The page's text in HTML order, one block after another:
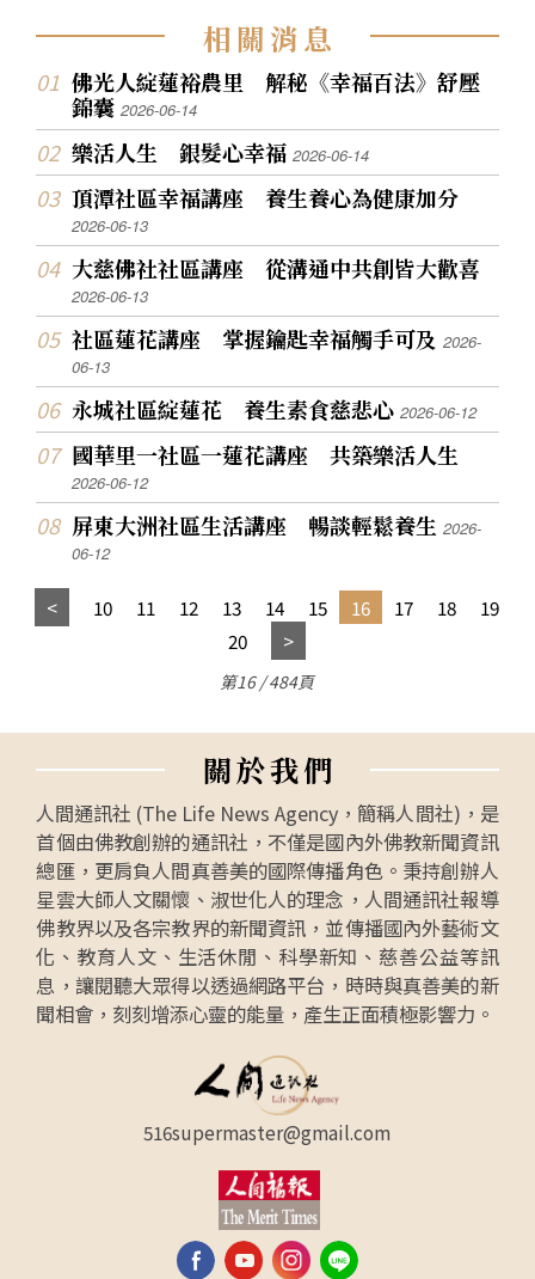
相關消息
佛光人綻蓮裕農里 解秘《幸福百法》舒壓
錦囊2026-06-14
樂活人生 銀髮心幸福2026-06-14
頂潭社區幸福講座 養生養心為健康加分
2026-06-13
大慈佛社社區講座 從溝通中共創皆大歡喜
2026-06-13
社區蓮花講座 掌握鑰匙幸福觸手可及2026-
06-13
永城社區綻蓮花 養生素食慈悲心2026-06-12
國華里一社區一蓮花講座 共築樂活人生
2026-06-12
屏東大洲社區生活講座 暢談輕鬆養生2026-
06-12
10 11 12 13 14 15 16 17 18
19
20
第16 / 484頁
關於我們
人間通訊社 (The Life News Agency，簡稱人間社)，是
首個由佛教創辦的通訊社，不僅是國內外佛教新聞資訊
總匯，更肩負人間真善美的國際傳播角色。秉持創辦人
星雲大師人文關懷、淑世化人的理念，人間通訊社報導
佛教界以及各宗教界的新聞資訊，並傳播國內外藝術文
化、教育人文、生活休閒、科學新知、慈善公益等訊
息，讓閱聽大眾得以透過網路平台，時時與真善美的新
聞相會，刻刻增添心靈的能量，產生正面積極影響力。
516supermaster@gmail.com